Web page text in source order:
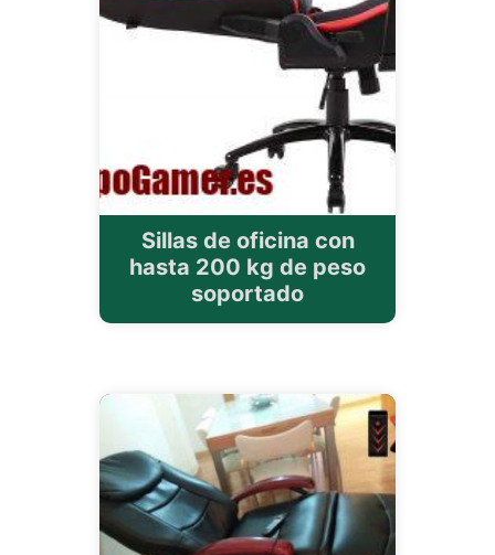
Sillas de oficina con
hasta 200 kg de peso
soportado